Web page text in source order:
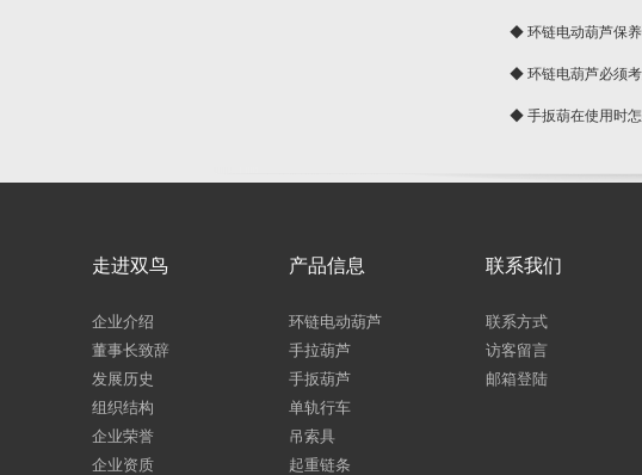
◆ 环链电动葫芦保
◆ 环链电葫芦必须
◆ 手扳葫在使用时
走进双鸟
企业介绍
董事长致辞
发展历史
组织结构
企业荣誉
企业资质
产品信息
环链电动葫芦
手拉葫芦
手扳葫芦
单轨行车
吊索具
起重链条
联系我们
联系方式
访客留言
邮箱登陆